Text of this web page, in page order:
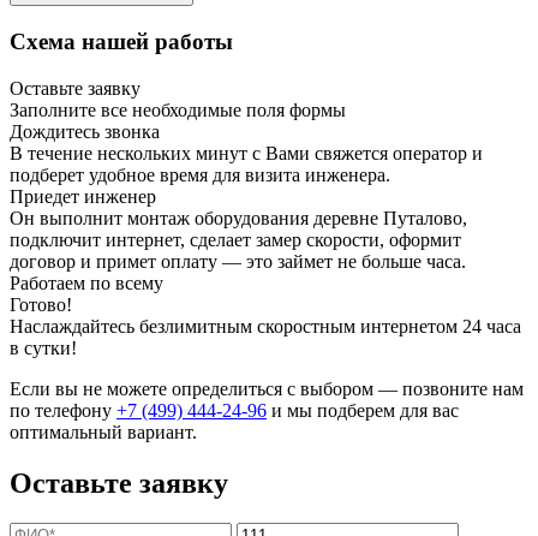
Схема нашей работы
Оставьте заявку
Заполните все необходимые поля формы
Дождитесь звонка
В течение нескольких минут с Вами свяжется оператор и
подберет удобное время для визита инженера.
Приедет инженер
Он выполнит монтаж оборудования деревне Путалово,
подключит интернет, сделает замер скорости, оформит
договор и примет оплату — это займет не больше часа.
Работаем по всему
Готово!
Наслаждайтесь безлимитным скоростным интернетом 24 часа
в сутки!
Если вы не можете определиться с выбором — позвоните нам
по телефону +7 (499) 444-24-96 и мы подберем для вас
оптимальный вариант.
Оставьте заявку